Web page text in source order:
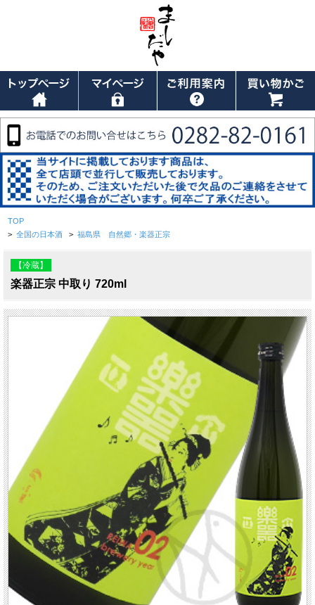
TOP
> 全国の日本酒 > 福島県 自然郷・楽器正宗
【冷蔵】
楽器正宗 中取り 720ml